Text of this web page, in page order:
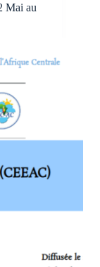
Mai au